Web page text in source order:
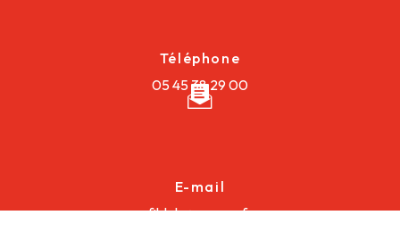
Téléphone
05 45 38 29 00
E-mail
fildalu@orange.fr